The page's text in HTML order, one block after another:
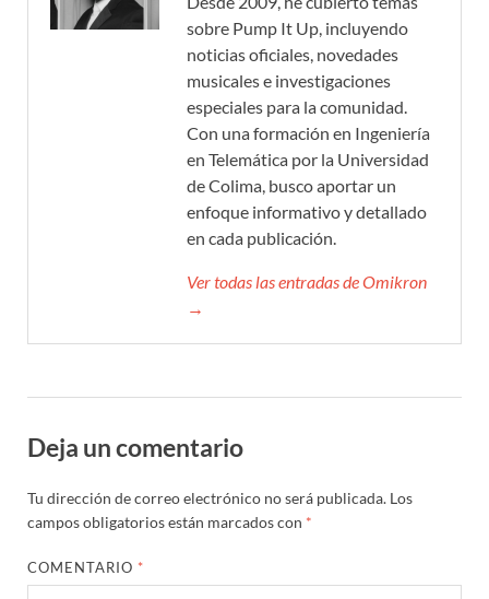
sobre Pump It Up, incluyendo
noticias oficiales, novedades
musicales e investigaciones
especiales para la comunidad.
Con una formación en Ingeniería
en Telemática por la Universidad
de Colima, busco aportar un
enfoque informativo y detallado
en cada publicación.
Ver todas las entradas de Omikron
→
Deja un comentario
Tu dirección de correo electrónico no será publicada. Los
campos obligatorios están marcados con *
COMENTARIO *